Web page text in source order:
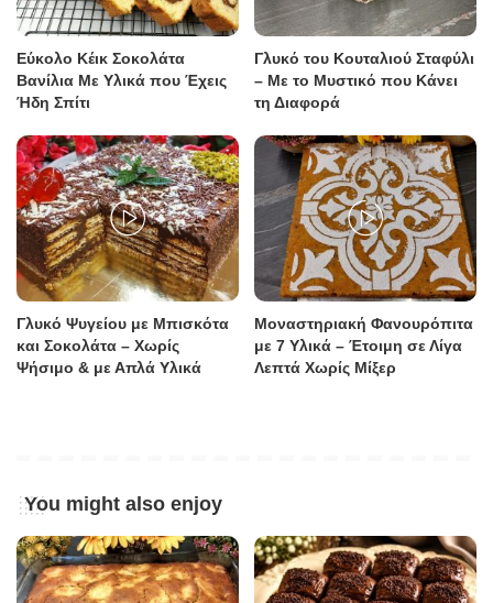
Εύκολο Κέικ Σοκολάτα
Βανίλια Με Υλικά που Έχεις
Ήδη Σπίτι
Γλυκό του Κουταλιού Σταφύλι
– Με το Μυστικό που Κάνει
τη Διαφορά
Γλυκό Ψυγείου με Μπισκότα
και Σοκολάτα – Χωρίς
Ψήσιμο & με Απλά Υλικά
Μοναστηριακή Φανουρόπιτα
με 7 Υλικά – Έτοιμη σε Λίγα
Λεπτά Χωρίς Μίξερ
You might also enjoy